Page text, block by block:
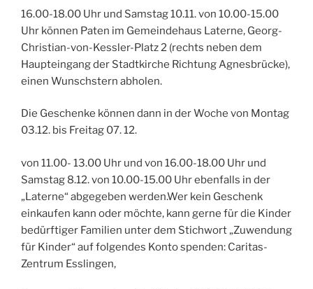
16.00-18.00 Uhr und Samstag 10.11. von 10.00-15.00
Uhr können Paten im Gemeindehaus Laterne, Georg-
Christian-von-Kessler-Platz 2 (rechts neben dem
Haupteingang der Stadtkirche Richtung Agnesbrücke),
einen Wunschstern abholen.
Die Geschenke können dann in der Woche von Montag
03.12. bis Freitag 07. 12.
von 11.00- 13.00 Uhr und von 16.00-18.00 Uhr und
Samstag 8.12. von 10.00-15.00 Uhr ebenfalls in der
„Laterne“ abgegeben werden.Wer kein Geschenk
einkaufen kann oder möchte, kann gerne für die Kinder
bedürftiger Familien unter dem Stichwort „Zuwendung
für Kinder“ auf folgendes Konto spenden: Caritas-
Zentrum Esslingen,